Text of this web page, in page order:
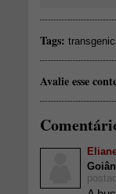
Tags:
Avalie esse